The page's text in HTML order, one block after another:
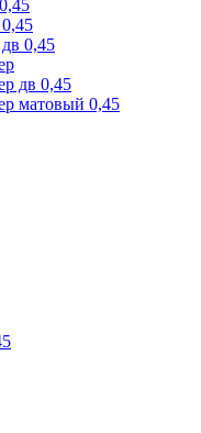
0,45
дв 0,45
матовый 0,45